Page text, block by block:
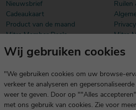
Nieuwsbrief
Cadeaukaart
Product van de maand
Mitra Member Deals
Ruilen
Mitra
Download onze app
dezelfde gegevens die je voor mitra.nl
Wij gebruiken cookies
"We gebruiken cookies om uw browse-
verkeer te analyseren en
weer te geven. Door op ""Alles
met ons gebruik van cookies. Zie voor